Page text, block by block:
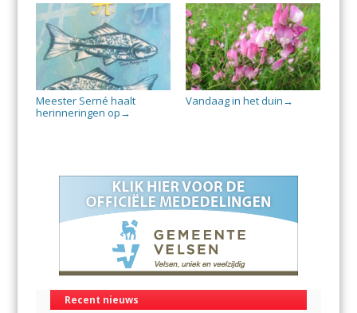
Meester Serné haalt
herinneringen op →
Vandaag in het duin →
Recent nieuws